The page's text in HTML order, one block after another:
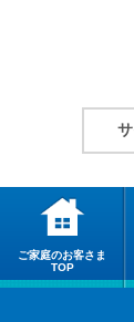
ご家庭のお客さま
TOP